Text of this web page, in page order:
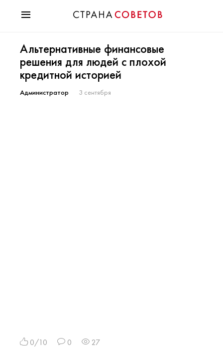
Мода
Звезды
Гороскопы
Здоровье
Альтернативные финансовые
решения для людей с плохой
кредитной историей
Администратор 3 сентября
0/10 0 27